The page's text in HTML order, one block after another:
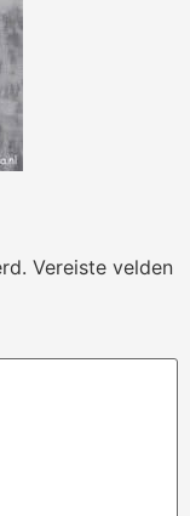
Vereiste velden